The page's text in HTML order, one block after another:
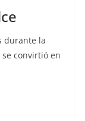
durante la
convirtió en